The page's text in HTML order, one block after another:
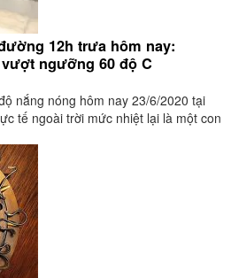
12h trưa hôm nay:
ngưỡng 60 độ C
nắng nóng hôm nay 23/6/2020 tại
tế ngoài trời mức nhiệt lại là một con